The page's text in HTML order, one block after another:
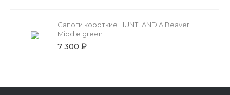
Сапоги короткие HUNTLANDIA Beaver
Middle green
7 300 ₽